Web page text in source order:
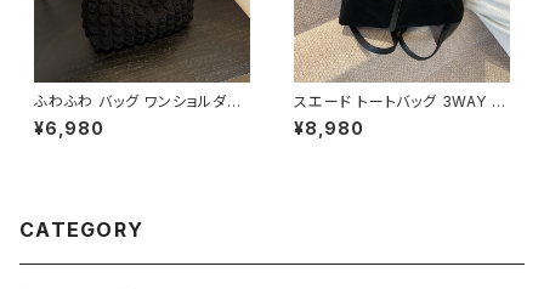
ふわふわ バッグ ワンショルダー
バッグ ハンドバッグ 韓国風 レデ
ィース かわいい 小さめ 軽量 お
¥6,980
スエード トートバッグ 3WAY シ
ョルダーバッグ レディース バッ
グ 斜めがけ 軽量 A4収納 大容
¥8,980
CATEGORY